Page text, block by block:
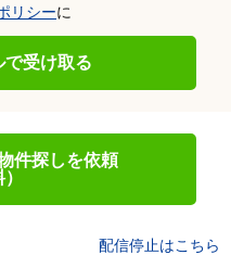
リシーに
で受け取る
件探しを依頼
配信停止はこちら